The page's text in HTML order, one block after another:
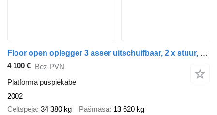
Floor open oplegger 3 asser uitschuifbaar, 2 x stuur, 1 x liftas
4 100 € Bez PVN
Platforma puspiekabe
2002
Celtspēja 34 380 kg Pašmasa 13 620 kg